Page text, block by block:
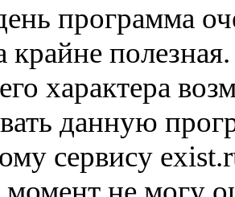
программа
крайне
характера
данную
сервису